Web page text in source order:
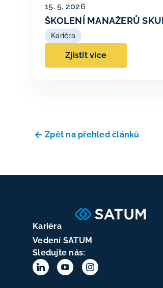
15. 5. 2026
ŠKOLENÍ MANAŽERŮ
Kariéra
Zjistit více
Zpět na přehled článků
Kariéra
Vedení SATUM
Sledujte nás: